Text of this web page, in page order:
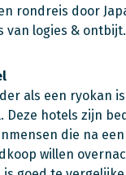
rondreis door
van logies & ontbijt.
als een ryokan
Deze hotels zijn
die na
willen